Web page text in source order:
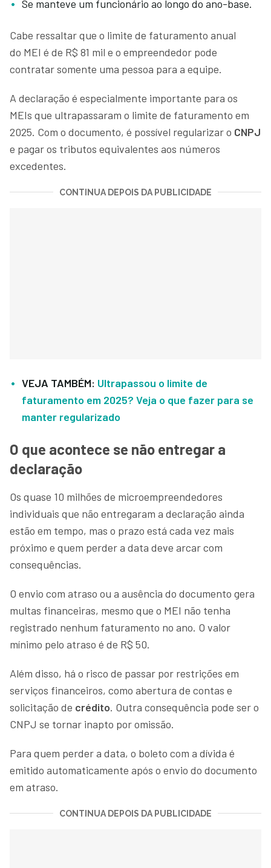
Se manteve um funcionário ao longo do ano-base.
Cabe ressaltar que o limite de faturamento anual
do MEI é de R$ 81 mil e o empreendedor pode
contratar somente uma pessoa para a equipe.
A declaração é especialmente importante para os
MEIs que ultrapassaram o limite de faturamento em
2025. Com o documento, é possível regularizar o CNPJ
e pagar os tributos equivalentes aos números
excedentes.
CONTINUA DEPOIS DA PUBLICIDADE
VEJA TAMBÉM: Ultrapassou o limite de
faturamento em 2025? Veja o que fazer para se
manter regularizado
O que acontece se não entregar a
declaração
Os quase 10 milhões de microempreendedores
individuais que não entregaram a declaração ainda
estão em tempo, mas o prazo está cada vez mais
próximo e quem perder a data deve arcar com
consequências.
O envio com atraso ou a ausência do documento gera
multas financeiras, mesmo que o MEI não tenha
registrado nenhum faturamento no ano. O valor
mínimo pelo atraso é de R$ 50.
Além disso, há o risco de passar por restrições em
serviços financeiros, como abertura de contas e
solicitação de crédito. Outra consequência pode ser o
CNPJ se tornar inapto por omissão.
Para quem perder a data, o boleto com a dívida é
emitido automaticamente após o envio do documento
em atraso.
CONTINUA DEPOIS DA PUBLICIDADE